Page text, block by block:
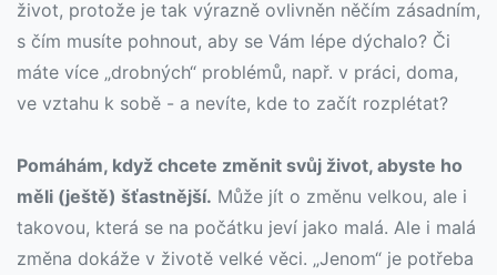
život, protože je tak výrazně ovlivněn něčím zásadním,
s čím musíte pohnout, aby se Vám lépe dýchalo? Či
máte více „drobných“ problémů, např. v práci, doma,
ve vztahu k sobě - a nevíte, kde to začít rozplétat?
Pomáhám, když chcete změnit svůj život, abyste ho
měli (ještě) šťastnější. Může jít o změnu velkou, ale i
takovou, která se na počátku jeví jako malá. Ale i malá
změna dokáže v životě velké věci. „Jenom“ je potřeba